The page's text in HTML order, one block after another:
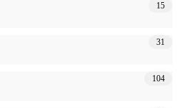
15
31
104